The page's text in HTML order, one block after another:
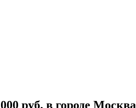
руб. в городе Москва